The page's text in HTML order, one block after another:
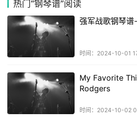
热门“钢琴谱”阅读
强军战歌钢琴谱
时间：2024-10-01
My Favorite
Rodgers
时间：2024-10-02